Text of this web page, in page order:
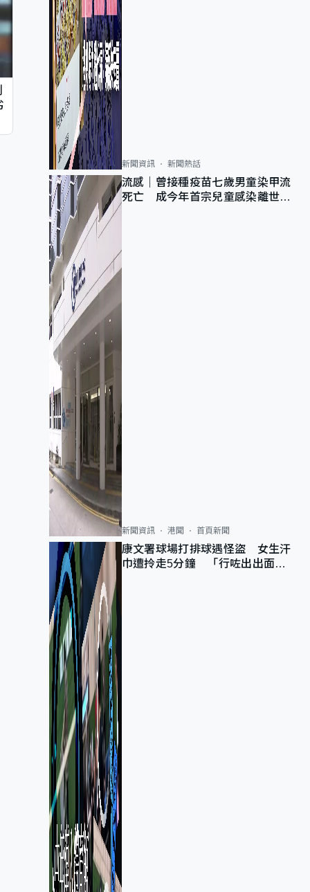
新聞資訊 新聞熱話
流感｜曾接種疫苗七歲男童染甲流
死亡 成今年首宗兒童感染離世個
新聞資訊 港聞 首頁新聞
康文署球場打排球遇怪盜 女生汗
巾遭拎走5分鐘 「行咗出出面唔